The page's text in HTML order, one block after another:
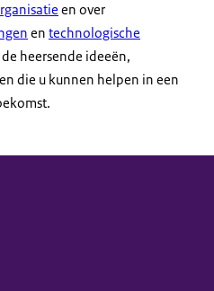
en over
en technologische
heersende ideeën,
die u kunnen helpen in een